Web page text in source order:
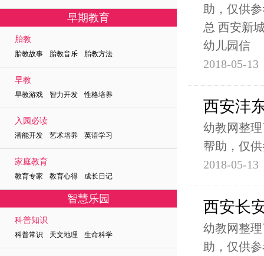
早期教育
胎教
胎教故事 胎教音乐 胎教方法
早教
早教游戏 智力开发 性格培养
入园必读
潜能开发 艺术培养 英语学习
家庭教育
教育专家 教育心得 成长日记
智慧乐园
科普知识
科普常识 天文地理 生命科学
助，仅供
总 西安新
幼儿园信
2018-05-13
西安沣
幼教网整
帮助，仅
2018-05-13
西安长
幼教网整
助，仅供